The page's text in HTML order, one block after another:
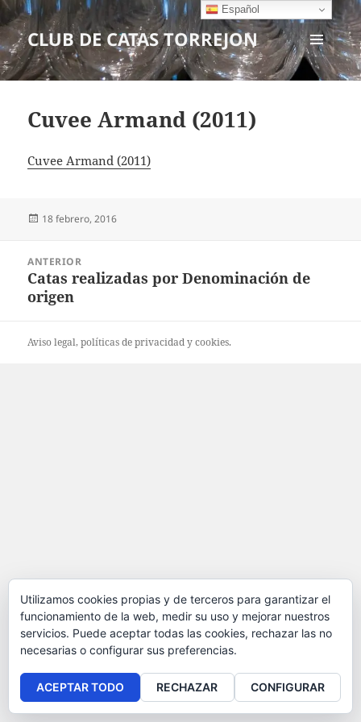
CLUB DE CATAS TORREJON
MENÚ
Y
Cuvee Armand (2011)
Cuvee Armand (2011)
Publicado
18 febrero, 2016
entradas
ANTERIOR
Entrada
anterior:
Catas realizadas por Denominación de
origen
Aviso legal, políticas deprivacidadycookies.
Español
Utilizamos cookies propias y de terceros para garantizar el
funcionamiento de la web, medir su uso y mejorar nuestros
servicios. Puede aceptar todas las cookies, rechazar las no
necesarias o configurar sus preferencias.
ACEPTAR TODO RECHAZAR CONFIGURAR